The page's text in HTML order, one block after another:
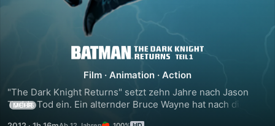
Batman:
The
Dark
Film · Animation · Action
"The Dark Knight Returns" setzt zehn Jahre nach Jason
Todds Tod ein. Ein alternder Bruce Wayne hat nach diesem
MEHR